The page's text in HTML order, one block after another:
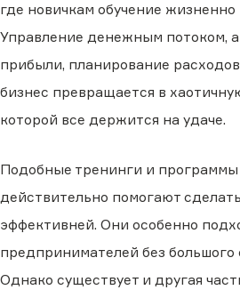
где новичкам обучение
Управление денежным потоком,
прибыли, планирование расходов
бизнес превращается в
которой все держится на удаче.
Подобные тренинги и программы
действительно помогают
эффективней. Они особенно
предпринимателей без большого
Однако существует и другая